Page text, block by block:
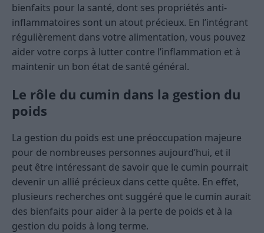
bienfaits pour la santé, dont ses propriétés anti-
inflammatoires sont un atout précieux. En l’intégrant
régulièrement dans votre alimentation, vous pouvez
aider votre corps à lutter contre l’inflammation et à
maintenir un bon état de santé général.
Le rôle du cumin dans la gestion du
poids
La gestion du poids est une préoccupation majeure
pour de nombreuses personnes aujourd’hui, et il
peut être intéressant de savoir que le cumin pourrait
devenir un allié précieux dans cette quête. En effet,
plusieurs recherches ont suggéré que le cumin aurait
des bienfaits pour aider à la perte de poids et à la
gestion du poids à long terme.